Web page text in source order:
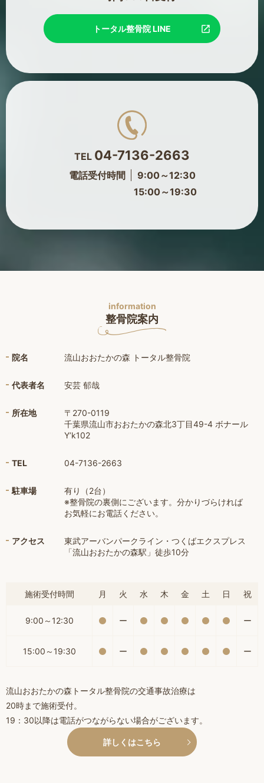
トータル整骨院 LINE
TEL 04-7136-2663
電話受付時間
9:00～12:30
15:00～19:30
information
整骨院案内
院名 流山おおたかの森 トータル整骨院
代表者名 安芸 郁哉
所在地
〒270-0119
千葉県流山市おおたかの森北3丁目49-4 ボナール
Y’k102
TEL 04-7136-2663
駐車場
有り（2台）
※整骨院の裏側にございます。分かりづらければ
お気軽にお電話ください。
アクセス
東武アーバンパークライン・つくばエクスプレス
「流山おおたかの森駅」徒歩10分
施術受付時間 月 火 水 木 金 土 日 祝
9:00～12:30 ー ー
15:00～19:30 ー ー
流山おおたかの森トータル整骨院の交通事故治療は
20時まで施術受付。
19：30以降は電話がつながらない場合がございます。
詳しくはこちら